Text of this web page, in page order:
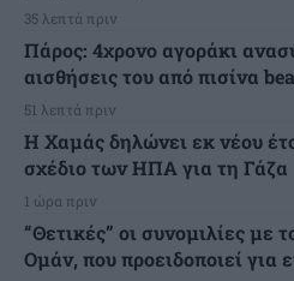
35 λεπτά πριν
Πάρος: 4χρονο αγοράκι
αισθήσεις του από πισίνα
51 λεπτά πριν
Η Χαμάς δηλώνει εκ νέου
σχέδιο των ΗΠΑ για τη Γάζα
1 ώρα πριν
“Θετικές” οι συνομιλίες
Ομάν, που προειδοποιεί για